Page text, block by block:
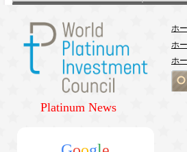
Platinum News
ホ
ホ
ホ